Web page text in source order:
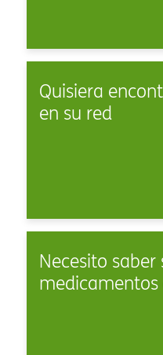
Quisiera
en su red​​
Necesito saber